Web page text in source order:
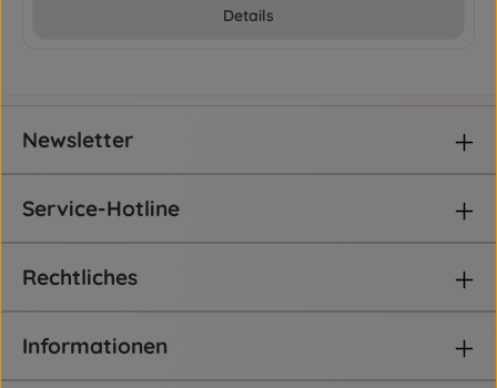
Details
Newsletter
Service-Hotline
Rechtliches
Informationen